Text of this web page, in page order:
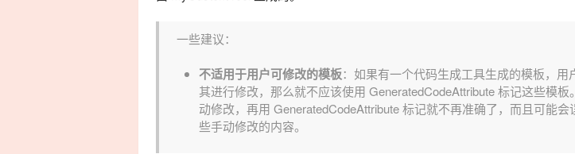
一些建议：
不适用于用户可修改的模板：如果有一个代码生成工具生成的模板，用
其进行修改，那么就不应该使用 GeneratedCodeAttribute标记这些模板
动修改，再用 GeneratedCodeAttribute标记就不再准确了，而且可能会
些手动修改的内容。